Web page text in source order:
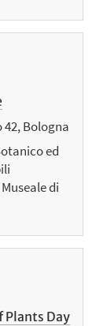
Bologna
ed
di
Plants Day